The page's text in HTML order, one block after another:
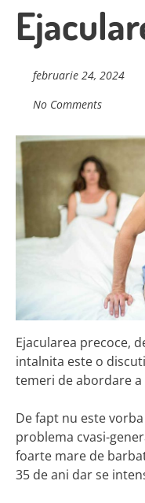
februarie 24, 2024
No Comments
Ejacularea precoce,
intalnita este o
temeri de abordare
De fapt nu este
problema cvasi-
foarte mare de
35 de ani dar se